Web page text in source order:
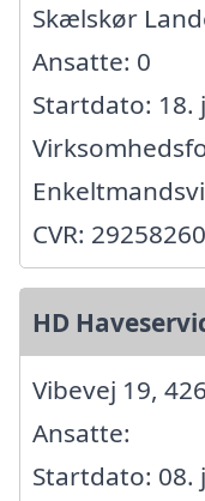
Skælskør
Ansatte: 0
Startdato: 18.
CVR: 29258260
HD
Vibevej 19,
Ansatte:
Startdato: 08.